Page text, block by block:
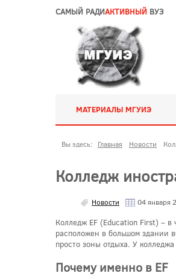
САМЫЙ РАДИАКТИВНЫЙ ВУЗ
МАТЕРИАЛЫ МГУИЭ
Вы здесь: Главная Новости
Колледж
Новости 04 января
Колледж EF (Education First) –
расположен в большом здании
просто зоны отдыха. У
Почему именно в EF